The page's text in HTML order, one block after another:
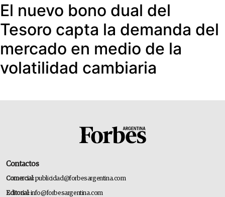
El nuevo bono dual del
Tesoro capta la demanda del
mercado en medio de la
volatilidad cambiaria
Contactos
Comercial:publicidad@forbesargentina.com
Editorial:info@forbesargentina.com